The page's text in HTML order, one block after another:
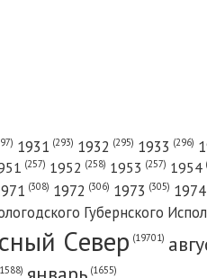
1931 (293) 1932 (295) 1933 (296)
(257) 1952 (258) 1953 (257) 1954
(308) 1972 (306) 1973 (305) 1974
Губернского
Cевер (19701)
(1655)